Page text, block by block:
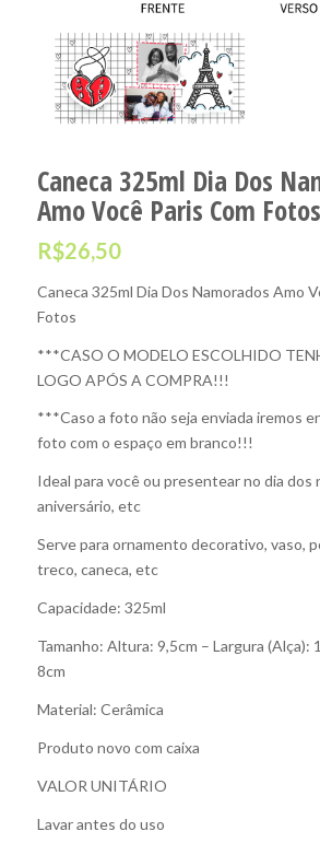
Caneca 325ml Dia Dos
Amo Você Paris Com Fotos
R$26,50
Caneca 325ml Dia Dos Namorados Amo
Fotos
***CASO O MODELO ESCOLHIDO
LOGO APÓS A COMPRA!!!
***Caso a foto não seja enviada iremos
foto com o espaço em branco!!!
Ideal para você ou presentear no dia dos
aniversário, etc
Serve para ornamento decorativo, vaso,
treco, caneca, etc
Capacidade: 325ml
Tamanho: Altura: 9,5cm – Largura (Alça):
8cm
Material: Cerâmica
Produto novo com caixa
VALOR UNITÁRIO
Lavar antes do uso